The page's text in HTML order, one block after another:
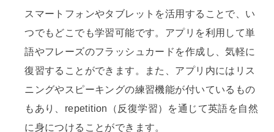
スマートフォンやタブレットを活用することで、い
つでもどこでも学習可能です。アプリを利用して単
語やフレーズのフラッシュカードを作成し、気軽に
復習することができます。また、アプリ内にはリス
ニングやスピーキングの練習機能が付いているもの
もあり、repetition（反復学習）を通じて英語を自然
に身につけることができます。